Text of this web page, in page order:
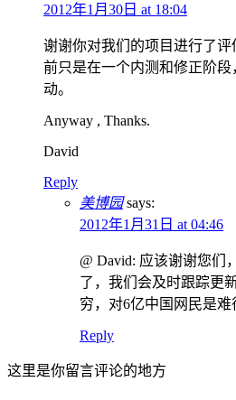
2012年1月30日 at 18:04
谢谢你对我们的项目进行了
前只是在一个内测和修正阶
动。
Anyway , Thanks.
David
Reply
美博园 says:
2012年1月31日 at 04:46
@ David: 应该谢谢您们
了，我们会及时跟踪更
穷，对6亿中国网民是难
Reply
这里是你留言评论的地方